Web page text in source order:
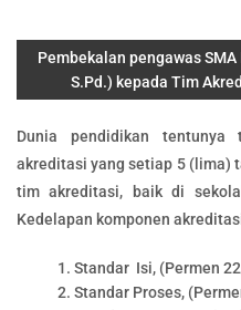
Pembekalan pengawas
S.Pd.) kepada Tim
Dunia pendidikan tentunya
akreditasi yang setiap 5 (lima)
tim akreditasi, baik di
Kedelapan komponen
Standar Isi, (Permen
Standar Proses,